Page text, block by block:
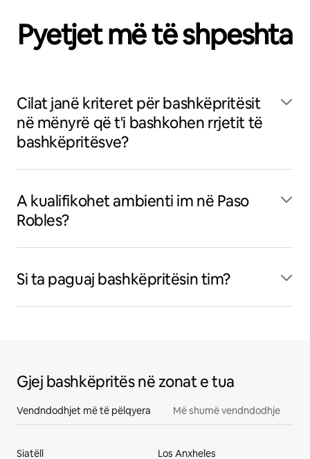
Pyetjet më të shpeshta
Cilat janë kriteret për bashkëpritësit
në mënyrë që t'i bashkohen rrjetit të
bashkëpritësve?
A kualifikohet ambienti im në Paso
Robles?
Si ta paguaj bashkëpritësin tim?
Gjej bashkëpritës në zonat e tua
Vendndodhjet më të pëlqyera Më shumë vendndodhje
Siatëll
Los Anxheles